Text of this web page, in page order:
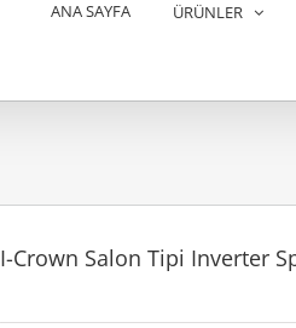
ANA SAYFA ÜRÜNLER
I-Crown Salon Tipi Inverter